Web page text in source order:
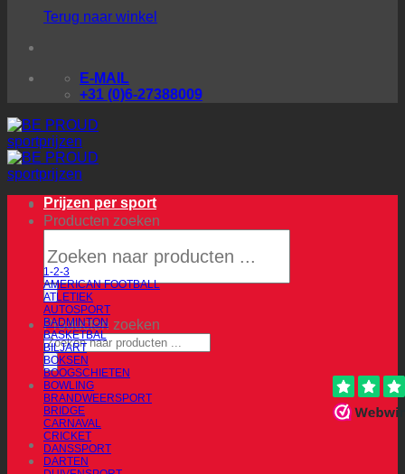
Terug naar winkel
E-MAIL
+31 (0)6-27388009
Producten zoeken
Producten zoeken
Prijzen per sport
1-2-3
AMERICAN FOOTBALL
ATLETIEK
AUTOSPORT
BADMINTON
BASKETBAL
BILJART
BOKSEN
BOOGSCHIETEN
BOWLING
BRANDWEERSPORT
BRIDGE
CARNAVAL
CRICKET
DANSSPORT
DARTEN